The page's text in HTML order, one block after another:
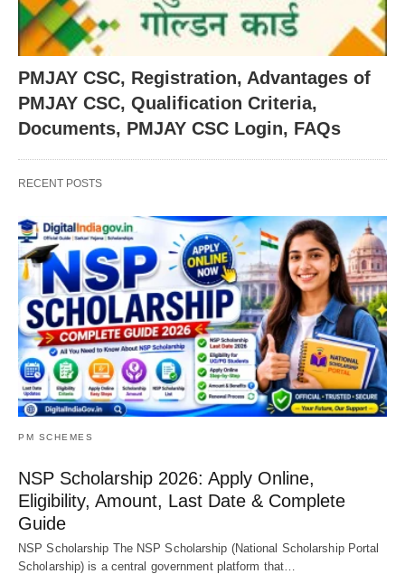
PMJAY CSC, Registration, Advantages of
PMJAY CSC, Qualification Criteria,
Documents, PMJAY CSC Login, FAQs
RECENT POSTS
PM SCHEMES
NSP Scholarship 2026: Apply Online,
Eligibility, Amount, Last Date & Complete
Guide
NSP Scholarship The NSP Scholarship (National Scholarship Portal
Scholarship) is a central government platform that…